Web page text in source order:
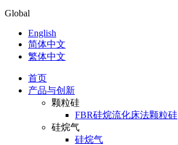
Global
English
简体中文
繁体中文
首页
产品与创新
颗粒硅
FBR硅烷流化床法颗粒硅
硅烷气
硅烷气